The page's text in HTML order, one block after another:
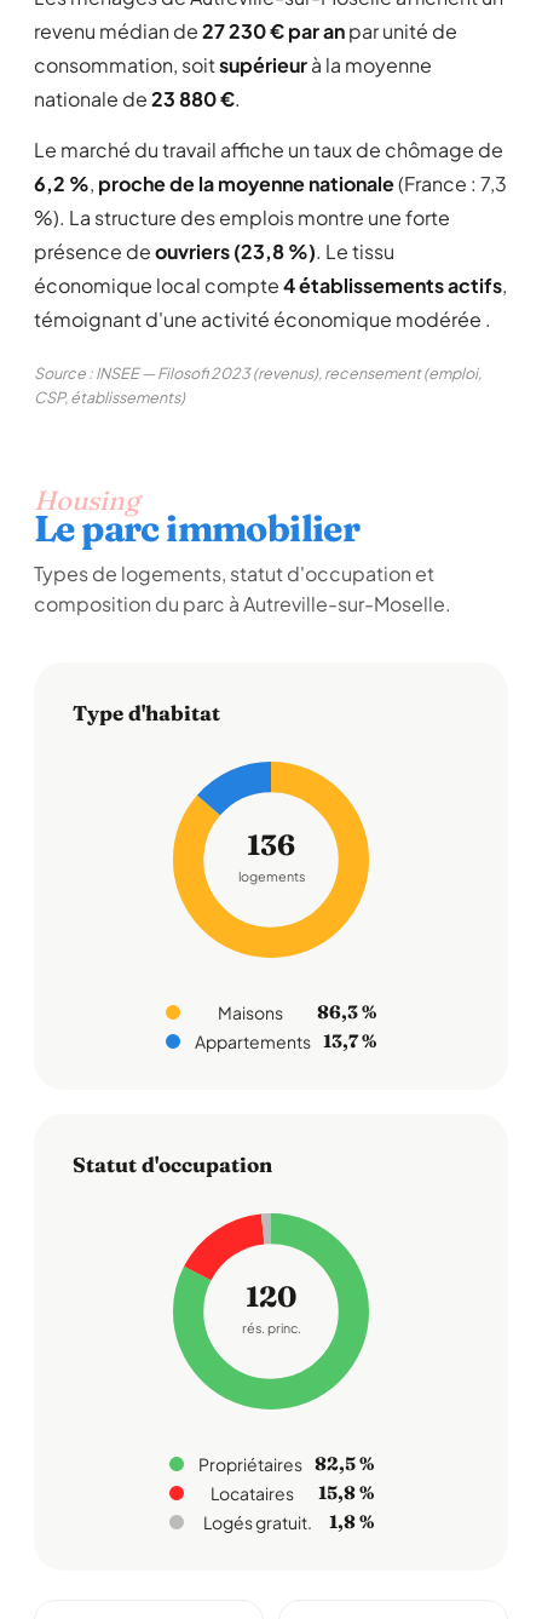
revenu médian de27 230 € par anpar unité de
consommation, soitsupérieurà la moyenne
nationale de23 880 €.
Le marché du travail affiche un taux de chômage de
6,2 %, proche de la moyenne nationale(France : 7,3
%). La structure des emplois montre une forte
présence deouvriers (23,8 %). Le tissu
économique local compte4 établissements actifs,
témoignant d'une activité économique modérée .
Source : INSEE — Filosofi 2023 (revenus), recensement (emploi,
CSP, établissements)
Housing
Le parc immobilier
Types de logements, statut d'occupation et
composition du parc à Autreville-sur-Moselle.
Type d'habitat
136
logements
Maisons 86,3 %
Appartements 13,7 %
Statut d'occupation
120
rés. princ.
Propriétaires 82,5 %
Locataires 15,8 %
Logés gratuit. 1,8 %